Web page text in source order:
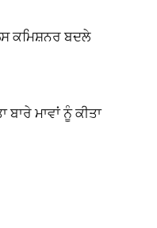
ਕਮਿਸ਼ਨਰ ਬਦਲੇ
ਬਾਰੇ ਮਾਵਾਂ ਨੂੰ ਕੀਤਾ